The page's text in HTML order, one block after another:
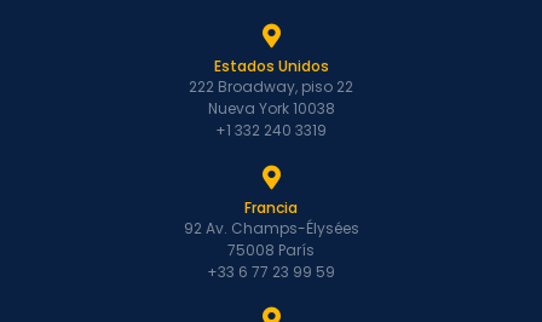
Estados Unidos
222 Broadway, piso 22
Nueva York 10038
+1 332 240 3319
Francia
92 Av. Champs-Élysées
75008 París
+33 6 77 23 99 59